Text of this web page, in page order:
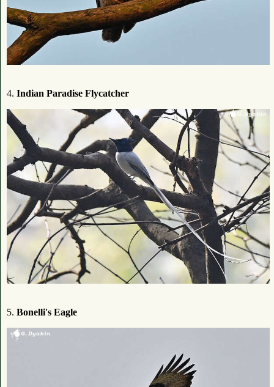
4. Indian Paradise Flycatcher
5. Bonelli's Eagle